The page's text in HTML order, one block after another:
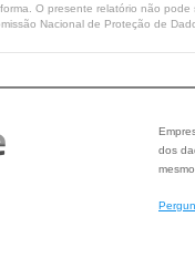
O presente relatório não
Nacional de Proteção de
dos
mesmo.